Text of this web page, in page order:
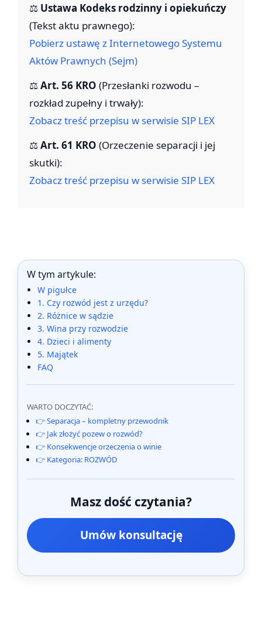
⚖️ Ustawa Kodeks rodzinny i opiekuńczy
(Tekst aktu prawnego):
Pobierz ustawę z Internetowego Systemu
Aktów Prawnych (Sejm)
⚖️Art. 56 KRO (Przesłanki rozwodu –
rozkład zupełny i trwały):
Zobacz treść przepisu w serwisie SIP LEX
⚖️Art. 61 KRO (Orzeczenie separacji i jej
skutki):
Zobacz treść przepisu w serwisie SIP LEX
W tym artykule:
W pigułce
1. Czy rozwód jest z urzędu?
2. Różnice w sądzie
3. Wina przy rozwodzie
4. Dzieci i alimenty
5. Majątek
FAQ
WARTO DOCZYTAĆ:
👉 Separacja – kompletny przewodnik
👉 Jak złożyć pozew o rozwód?
👉 Konsekwencje orzeczenia o winie
👉 Kategoria: ROZWÓD
Masz dość czytania?
Umów konsultację